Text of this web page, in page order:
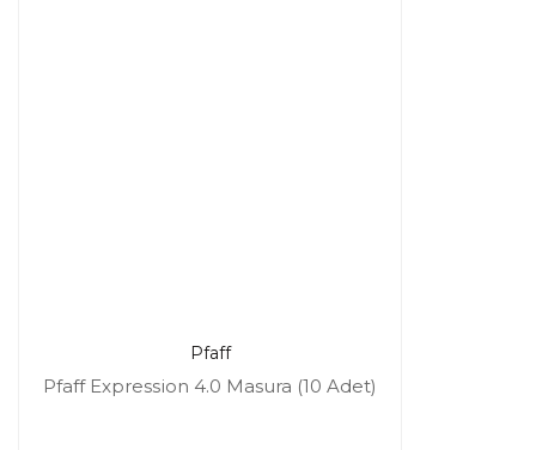
Pfaff
Pfaff Expression 4.0 Masura (10 Adet)